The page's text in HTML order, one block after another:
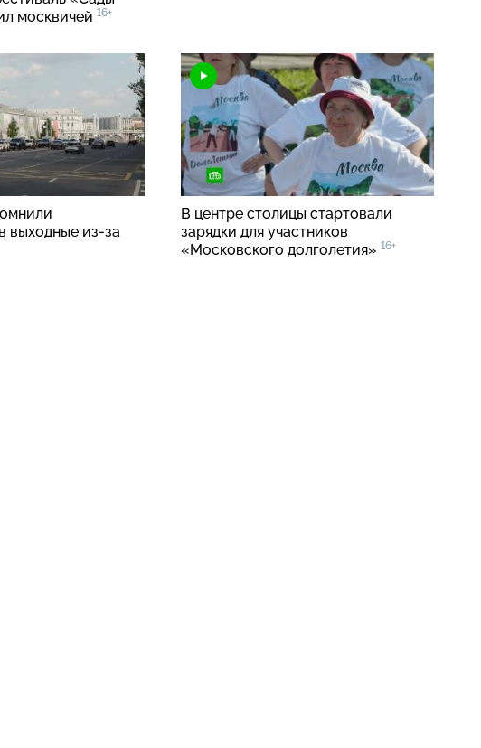
москвичей 16+
выходные из-за
В центре столицы стартовали
зарядки для участников
«Московского долголетия» 16+